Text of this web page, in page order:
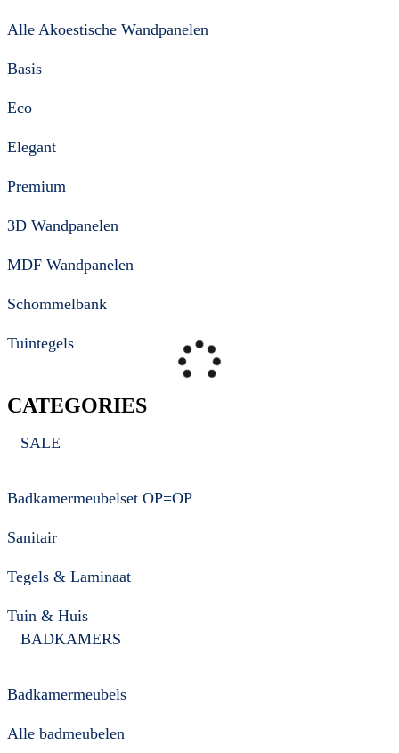
Alle Akoestische Wandpanelen
Basis
Eco
Elegant
Premium
3D Wandpanelen
MDF Wandpanelen
Schommelbank
Tuintegels
CATEGORIES
SALE
Badkamermeubelset OP=OP
Sanitair
Tegels & Laminaat
Tuin & Huis
BADKAMERS
Badkamermeubels
Alle badmeubelen